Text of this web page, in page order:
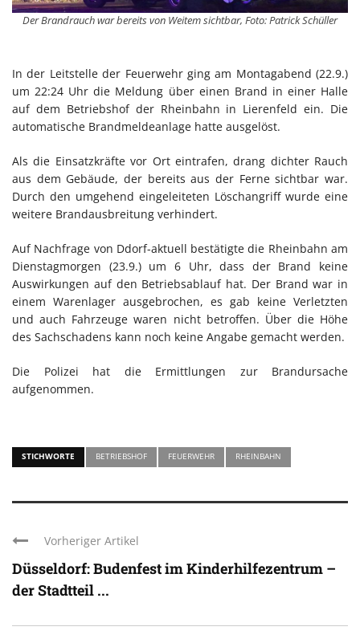
Der Brandrauch war bereits von Weitem sichtbar, Foto: Patrick Schüller
In der Leitstelle der Feuerwehr ging am Montagabend (22.9.)
um 22:24 Uhr die Meldung über einen Brand in einer Halle
auf dem Betriebshof der Rheinbahn in Lierenfeld ein. Die
automatische Brandmeldeanlage hatte ausgelöst.
Als die Einsatzkräfte vor Ort eintrafen, drang dichter Rauch
aus dem Gebäude, der bereits aus der Ferne sichtbar war.
Durch den umgehend eingeleiteten Löschangriff wurde eine
weitere Brandausbreitung verhindert.
Auf Nachfrage von Ddorf-aktuell bestätigte die Rheinbahn am
Dienstagmorgen (23.9.) um 6 Uhr, dass der Brand keine
Auswirkungen auf den Betriebsablauf hat. Der Brand war in
einem Warenlager ausgebrochen, es gab keine Verletzten
und auch Fahrzeuge waren nicht betroffen. Über die Höhe
des Sachschadens kann noch keine Angabe gemacht werden.
Die Polizei hat die Ermittlungen zur Brandursache
aufgenommen.
STICHWORTE BETRIEBSHOF FEUERWEHR RHEINBAHN
Vorheriger Artikel
Düsseldorf: Budenfest im Kinderhilfezentrum –
der Stadtteil ...